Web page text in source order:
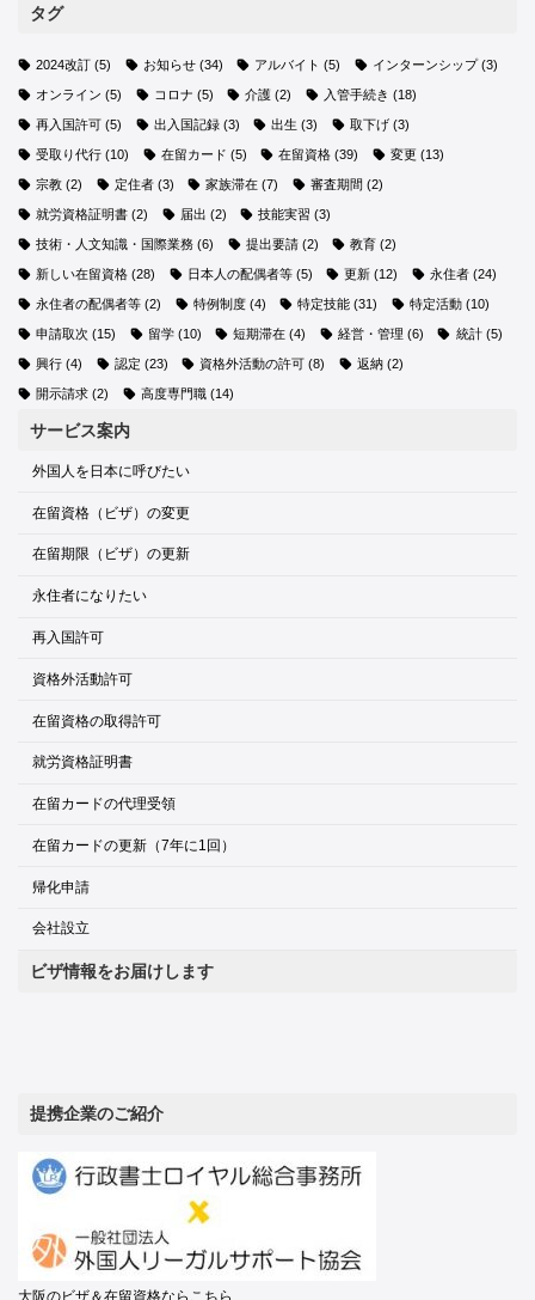
タグ
2024改訂 (5) お知らせ(34) アルバイト (5) インターンシップ(3)
オンライン (5) コロナ (5) 介護 (2) 入管手続き (18)
再入国許可 (5) 出入国記録(3) 出生 (3) 取下げ(3)
受取り代行 (10) 在留カード (5) 在留資格 (39) 変更 (13)
宗教 (2) 定住者(3) 家族滞在 (7) 審査期間 (2)
就労資格証明書 (2) 届出 (2) 技能実習 (3)
技術・人文知識・国際業務 (6) 提出要請(2) 教育 (2)
新しい在留資格 (28) 日本人の配偶者等(5) 更新 (12) 永住者(24)
永住者の配偶者等 (2) 特例制度(4) 特定技能 (31) 特定活動(10)
申請取次 (15) 留学(10) 短期滞在 (4) 経営・管理 (6) 統計(5)
興行 (4) 認定 (23) 資格外活動の許可 (8) 返納(2)
開示請求 (2) 高度専門職(14)
サービス案内
外国人を日本に呼びたい
在留資格（ビザ）の変更
在留期限（ビザ）の更新
永住者になりたい
再入国許可
資格外活動許可
在留資格の取得許可
就労資格証明書
在留カードの代理受領
在留カードの更新（7年に1回）
帰化申請
会社設立
ビザ情報をお届けします
提携企業のご紹介
大阪のビザ＆在留資格ならこちら